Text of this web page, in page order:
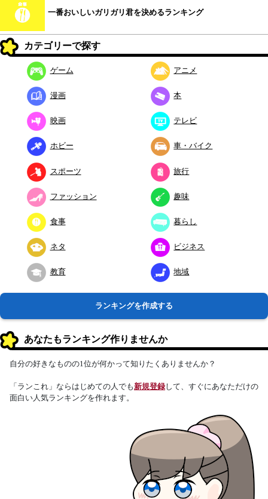
一番おいしいガリガリ君を決めるランキング
カテゴリーで探す
ゲーム アニメ
漫画 本
映画 テレビ
ホビー 車・バイク
スポーツ 旅行
ファッション 趣味
食事 暮らし
ネタ ビジネス
教育 地域
ランキングを作成する
あなたもランキング作りませんか
自分の好きなものの1位が何かって知りたくありませんか？
「ランこれ」ならはじめての人でも新規登録して、すぐにあなただけの
面白い人気ランキングを作れます。